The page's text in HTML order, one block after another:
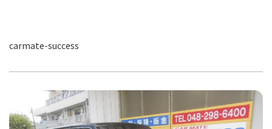
carmate-success